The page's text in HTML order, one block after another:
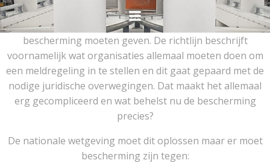
Ga
naar
de
inhoud
De nieuwe EU richtlijn zou klokkenluiders meer
bescherming moeten geven. De richtlijn beschrijft
voornamelijk wat organisaties allemaal moeten doen om
een meldregeling in te stellen en dit gaat gepaard met de
nodige juridische overwegingen. Dat maakt het allemaal
erg gecompliceerd en wat behelst nu de bescherming
precies?
De nationale wetgeving moet dit oplossen maar er moet
bescherming zijn tegen: